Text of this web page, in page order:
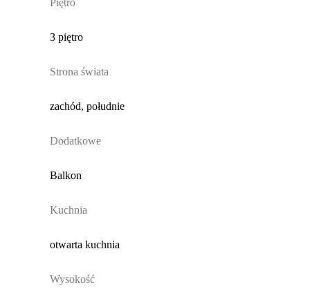
Piętro
3 piętro
Strona świata
zachód, południe
Dodatkowe
Balkon
Kuchnia
otwarta kuchnia
Wysokość